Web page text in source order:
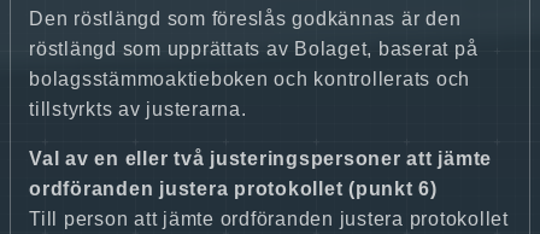
Den röstlängd som föreslås godkännas är den
röstlängd som upprättats av Bolaget, baserat på
bolagsstämmoaktieboken och kontrollerats och
tillstyrkts av justerarna.
Val av en eller två justeringspersoner att jämte
ordföranden justera protokollet (punkt 6)
Till person att jämte ordföranden justera protokollet